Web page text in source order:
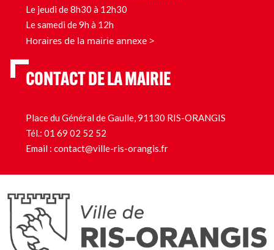
Le jeudi de 8h30 à 12h30
Le samedi de 9h à 12h
Horaires de la mairie annexe >
CONTACT DE LA MAIRIE
Place du Général de Gaulle, 91130 RIS-ORANGIS
Tél.: 01 69 02 52 52
Email : contact@ville-ris-orangis.fr